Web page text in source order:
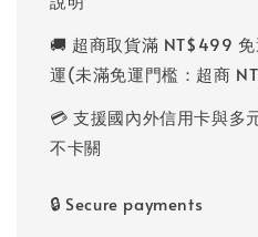
🚚 超商取貨滿 NT$499
運(未滿免運門檻：超商
💳 支援國內外信用卡與多
不卡關
🔒 Secure payments